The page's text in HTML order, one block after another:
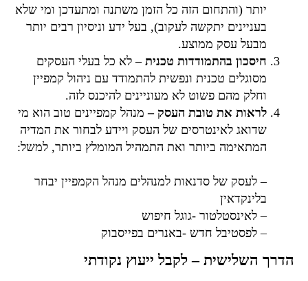
יותר (והתחום הזה כל הזמן משתנה ומתעדכן ומי שלא
בעניינים יתקשה לעקוב), בעל ידע וניסיון רבים יותר
מבעל עסק ממוצע.
חיסכון בהתמודדות טכנית –לא כל בעלי העסקים
מסוגלים טכנית ונפשית להתמודד עם ניהול קמפיין
וחלק מהם פשוט לא מעוניינים להיכנס לזה.
לראות את טובת העסק –מנהל קמפיינים טוב הוא מי
שדואג לאינטרסים של העסק ויידע לבחור את המדיה
המתאימה ביותר ואת התמהיל המומלץ ביותר, למשל:
– לעסק של סדנאות למנהלים מנהל הקמפיין יבחר
בלינקדאין
– לאינסטלטור -גוגל חיפוש
– לפסטיבל חדש -באנרים בפייסבוק
הדרך השלישית – לקבל ייעוץ נקודתי